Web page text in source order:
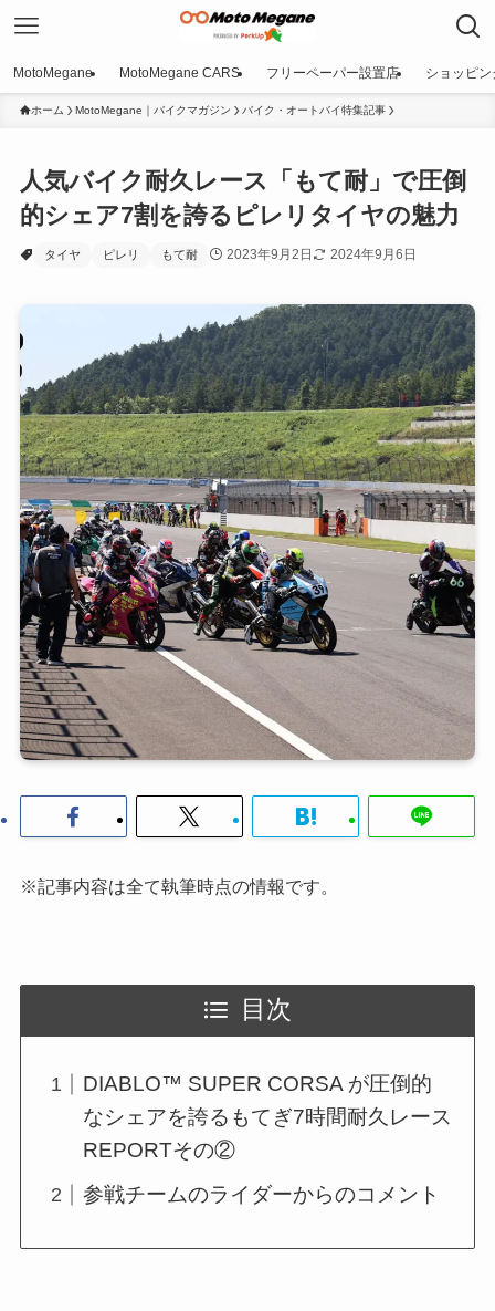
MotoMegane MotoMegane CARS フリーペーパー設置店 ショッピン
ホーム MotoMegane｜バイクマガジン バイク・オートバイ特集記事
人気バイク耐久レース「もて耐」で圧倒
的シェア7割を誇るピレリタイヤの魅力
タイヤ ピレリ もて耐 2023年9月2日 2024年9月6日
※記事内容は全て執筆時点の情報です。
目次
DIABLO™ SUPER CORSA が圧倒的
なシェアを誇るもてぎ7時間耐久レース
REPORTその②
参戦チームのライダーからのコメント